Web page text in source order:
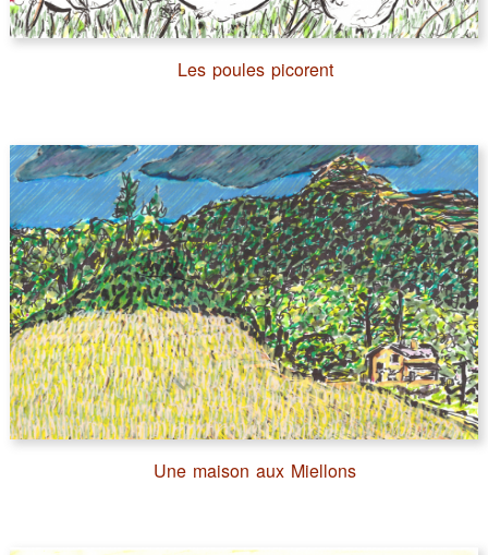
Les poules picorent
Une maison aux Miellons